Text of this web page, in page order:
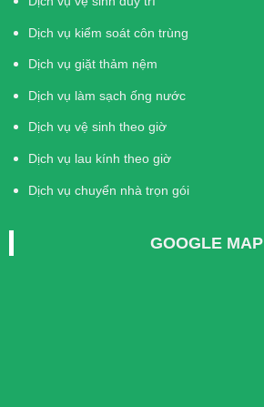
Dịch vụ kiểm soát côn trùng
Dịch vụ giặt thảm nệm
Dịch vụ làm sạch ống nước
Dịch vụ vệ sinh theo giờ
Dịch vụ lau kính theo giờ
Dịch vụ chuyển nhà trọn gói
GOOGLE MAP